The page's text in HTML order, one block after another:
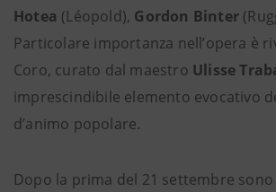
Hotea (Léopold), Gordon Binter
Particolare importanza nell’opera è
Coro, curato dal maestro Ulisse
imprescindibile elemento evocativo
d’animo popolare.
Dopo la prima del 21 settembre